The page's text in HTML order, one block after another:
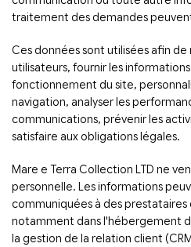
traitement des demandes
Ces données sont utilisées afin
utilisateurs, fournir les
fonctionnement du site,
navigation, analyser les
communications, prévenir les
satisfaire aux obligations légales.
Mare e Terra Collection LTD ne
personnelle. Les informations
communiquées à des
notamment dans l'hébergement
la gestion de la relation client